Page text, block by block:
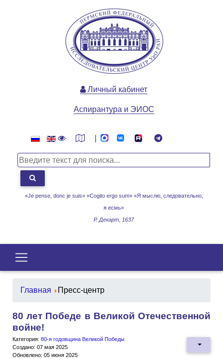
«Je pense, donc je suis» «Cogito ergo sum» «Я мыслю, следовательно,
я есмь»
Р. Декарт, 1637
Личный кабинет
Аспирантура и ЭИОС
Главная Пресс-центр
80 лет Победе в Великой Отечественной
войне!
Категория: 80-я годовщина Великой Победы
Создано: 07 мая 2025
Обновлено: 05 июня 2025